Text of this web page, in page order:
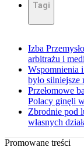
Tagi
Izba
arbitrażu i
Wspomnienia
było silniejsze
Przełomowe
Polacy ginęli
Zbrodnie pod
własnych
Promowane treści